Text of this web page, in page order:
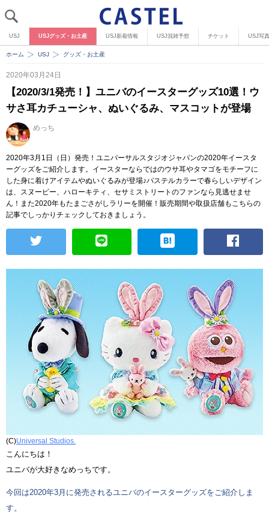
USJ USJグッズ・お土産 USJ新着情報 USJ混雑予想 チケット USJ写
ホーム USJ グッズ・お土産
2020年03月24日
【2020/3/1発売！】ユニバのイースターグッズ10選！ウ
サさ耳カチューシャ、ぬいぐるみ、マスコットが登場
めっち
2020年3月1日（日）発売！ユニバーサルスタジオジャパンの2020年イースタ
ーグッズをご紹介します。イースターならではのウサ耳やタマゴをモチーフに
した身に着けアイテムやぬいぐるみが登場♪パステルカラーで春らしいデザイン
は、スヌーピー、ハローキティ、セサミストリートのファンなら見逃せませ
ん！また2020年もたまごさがしラリーを開催！販売期間や取扱店舗もこちらの
記事でしっかりチェックしておきましょう。
(C)Universal Studios.
こんにちは！
ユニバが大好きなめっちです。
今回は2020年3月に発売されるユニバのイースターグッズをご紹介しま
す。